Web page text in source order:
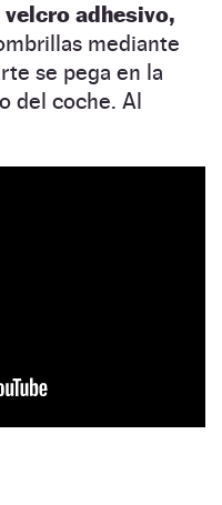
velcro adhesivo,
mediante
se pega en la
del coche. Al